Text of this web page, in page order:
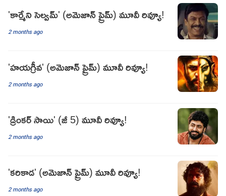
'కార్మేని సెల్వమ్' (అమెజాన్ ప్రైమ్) మూవీ రివ్యూ!
2 months ago
'హయగ్రీవ' (అమెజాన్ ప్రైమ్) మూవీ రివ్యూ!
2 months ago
'డ్రింకర్ సాయి' (జీ 5) మూవీ రివ్యూ!
2 months ago
'కరికాడ' (అమెజాన్ ప్రైమ్) మూవీ రివ్యూ!
2 months ago